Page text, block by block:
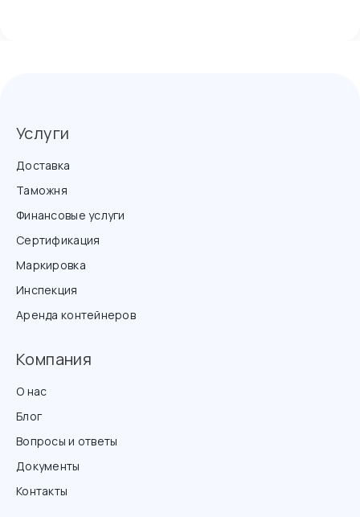
Услуги
Доставка
Таможня
Финансовые услуги
Сертификация
Маркировка
Инспекция
Аренда контейнеров
Компания
О нас
Блог
Вопросы и ответы
Документы
Контакты